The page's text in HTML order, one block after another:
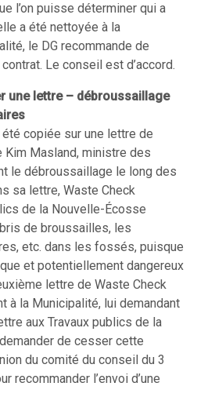
l’on puisse déterminer qui a
a été nettoyée à la
le DG recommande de
Le conseil est d’accord.
une lettre – débroussaillage
copiée sur une lettre de
Kim Masland, ministre des
le débroussaillage le long des
sa lettre, Waste Check
de la Nouvelle-Écosse
de broussailles, les
etc. dans les fossés, puisque
et potentiellement dangereux
lettre de Waste Check
à la Municipalité, lui demandant
aux Travaux publics de la
de cesser cette
du comité du conseil du 3
recommander l’envoi d’une